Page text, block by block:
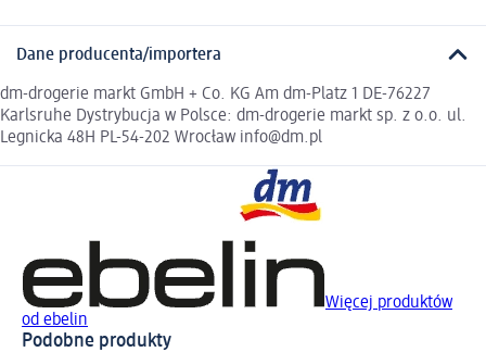
Dane producenta/importera
dm-drogerie markt GmbH + Co. KG Am dm-Platz 1 DE-76227
Karlsruhe Dystrybucja w Polsce: dm-drogerie markt sp. z o.o. ul.
Legnicka 48H PL-54-202 Wrocław info@dm.pl
Więcej produktów
od ebelin
Podobne produkty